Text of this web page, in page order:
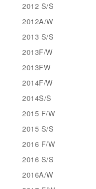
2012 S/S
2012A/W
2013 S/S
2013F/W
2013FW
2014F/W
2014S/S
2015 F/W
2015 S/S
2016 F/W
2016 S/S
2016A/W